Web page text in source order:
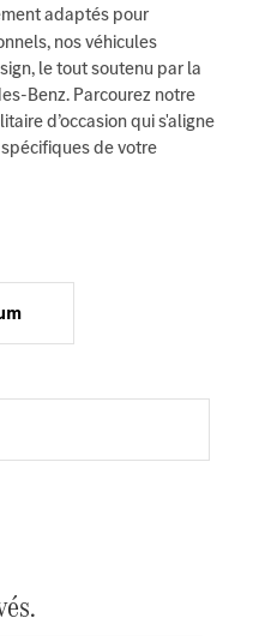
adaptés pour
nos véhicules
le tout soutenu par la
Benz. Parcourez notre
d’occasion qui s'aligne
de votre